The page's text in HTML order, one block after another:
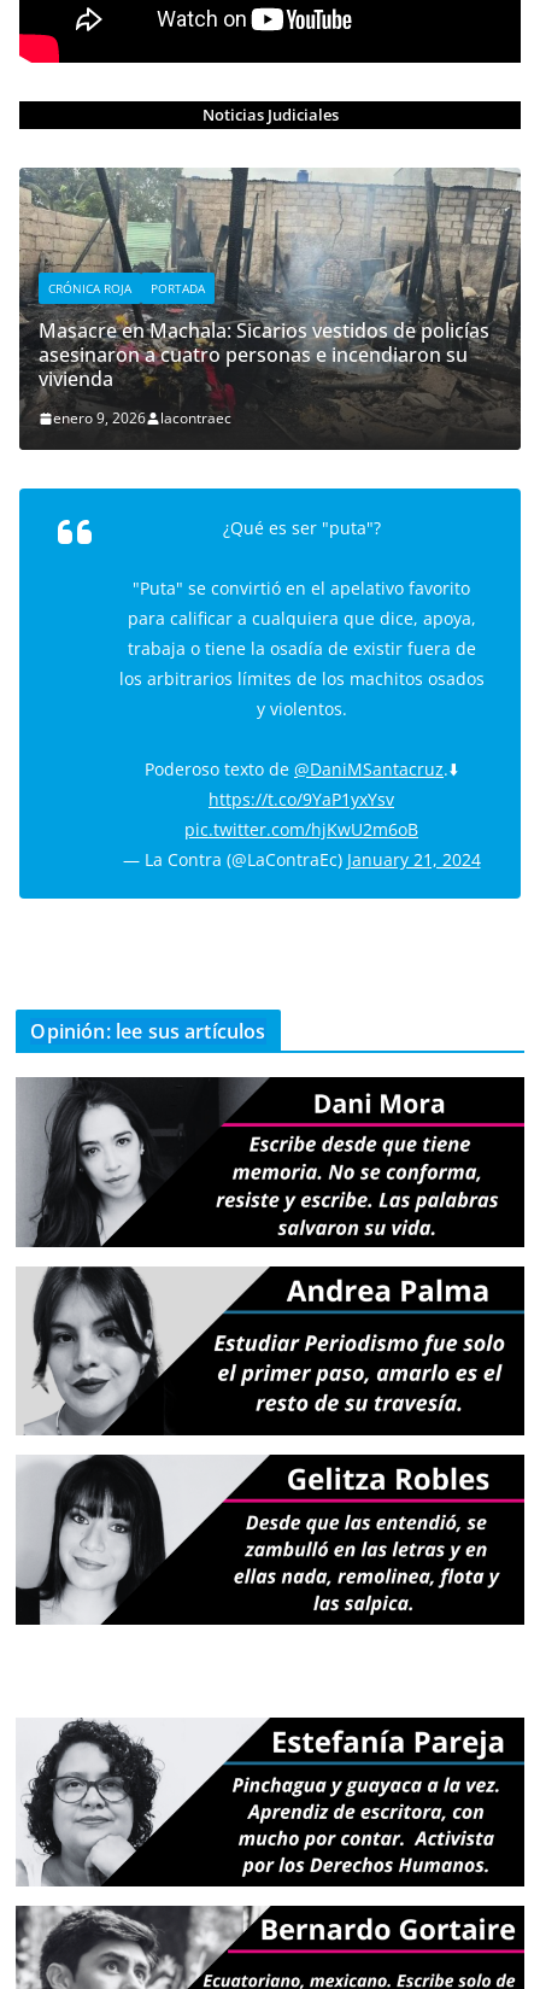
Noticias Judiciales
CRÓNICA ROJA PORTADA
Masacre en Machala: Sicarios vestidos de policías
asesinaron a cuatro personas e incendiaron su
vivienda
enero 9, 2026 lacontraec
¿Qué es ser "puta"?
"Puta" se convirtió en el apelativo favorito
para calificar a cualquiera que dice, apoya,
trabaja o tiene la osadía de existir fuera de
los arbitrarios límites de los machitos osados
y violentos.
Poderoso texto de @DaniMSantacruz.⬇️
https://t.co/9YaP1yxYsv
pic.twitter.com/hjKwU2m6oB
— La Contra (@LaContraEc) January 21, 2024
Opinión: lee sus artículos